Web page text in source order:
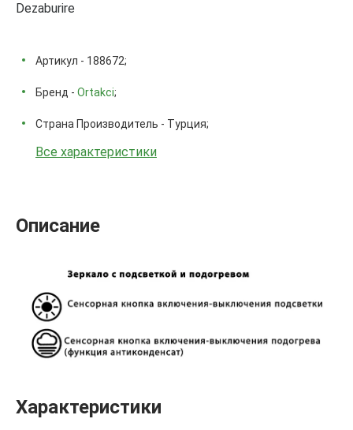
Dezaburire
Артикул - 188672;
Бренд - Ortakci;
Страна Производитель - Турция;
Все характеристики
Описание
Характеристики